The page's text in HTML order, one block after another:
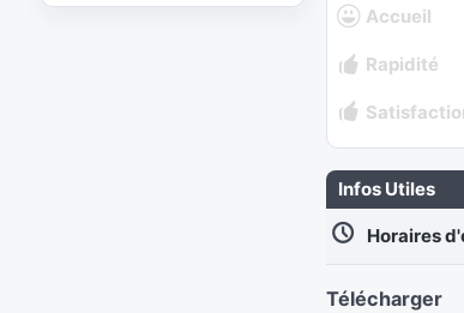
Accueil
Rapidité
Infos Utiles
Horaires
Télécharger